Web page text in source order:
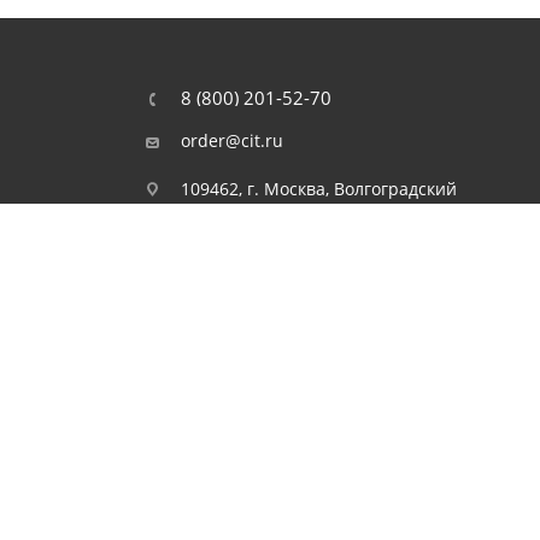
8 (800) 201-52-70
order@cit.ru
109462, г. Москва, Волгоградский
проспект, 96 к 2